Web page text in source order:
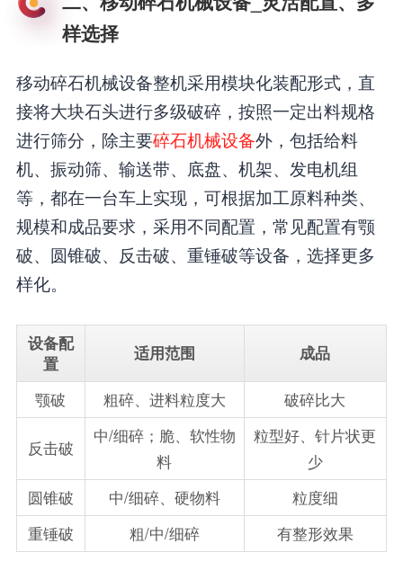
样选择
移动碎石机械设备整机采用模块化装配形式，直
接将大块石头进行多级破碎，按照一定出料规格
进行筛分，除主要碎石机械设备外，包括给料
机、振动筛、输送带、底盘、机架、发电机组
等，都在一台车上实现，可根据加工原料种类、
规模和成品要求，采用不同配置，常见配置有颚
破、圆锥破、反击破、重锤破等设备，选择更多
样化。
设备配
置
适用范围 成品
颚破 粗碎、进料粒度大 破碎比大
反击破
中/细碎；脆、软性物
料
粒型好、针片状更
少
圆锥破
中/细碎、硬物料
粒度细
重锤破
粗/中/细碎 有整形效果